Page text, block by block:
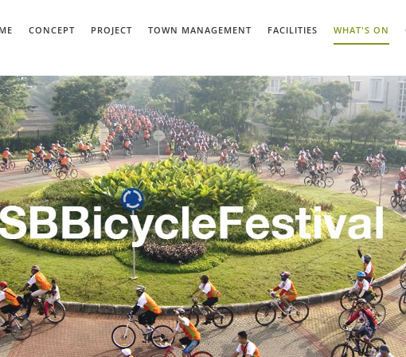
CONCEPT PROJECT TOWN MANAGEMENT FACILITIES WHAT'S ON